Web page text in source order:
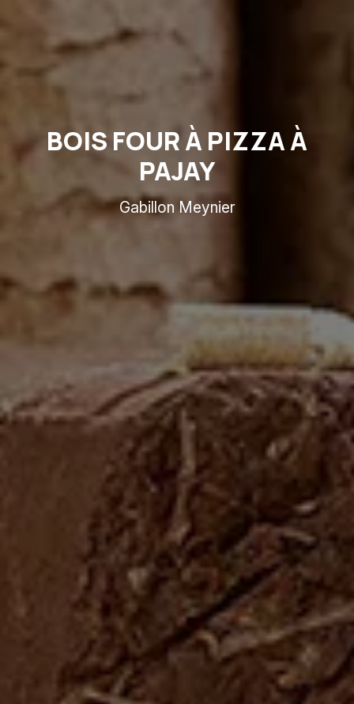
BOIS FOUR À PIZZA À
PAJAY
Gabillon Meynier